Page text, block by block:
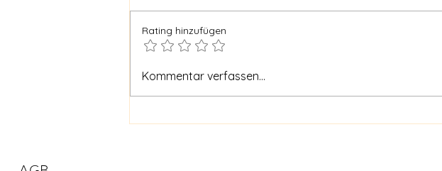
Nioblu Collagen Drink 3 +1
Rating hinzufügen
Kommentar verfassen...